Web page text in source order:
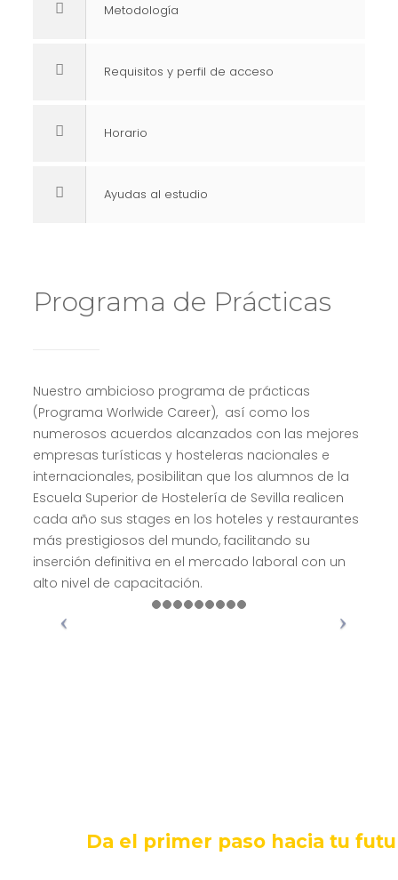
Metodología
Requisitos y perfil de acceso
Horario
Ayudas al estudio
Programa de Prácticas
Nuestro ambicioso programa de prácticas
(Programa Worlwide Career), así como los
numerosos acuerdos alcanzados con las mejores
empresas turísticas y hosteleras nacionales e
internacionales, posibilitan que los alumnos de la
Escuela Superior de Hostelería de Sevilla realicen
cada año sus stages en los hoteles y restaurantes
más prestigiosos del mundo, facilitando su
inserción definitiva en el mercado laboral con un
alto nivel de capacitación.
Da el primer paso hacia tu